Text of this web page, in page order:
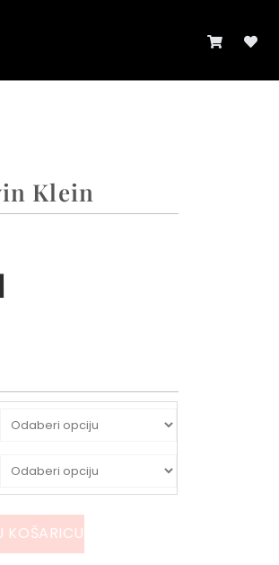
Klein
KOŠARICU